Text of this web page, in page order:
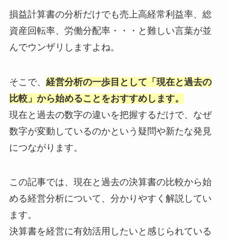
損益計算書の分析だけでも売上高経常利益率、総
資産回転率、労働分配率・・・と難しい言葉が並
んでウンザリしますよね。
そこで、 経営分析の一歩目として「現在と過去の
比較」から始めることをおすすめします。
現在と過去の数字の違いを把握するだけで、なぜ
数字が変動しているのかという疑問や新たな発見
につながります。
この記事では、現在と過去の決算書の比較から始
める経営分析について、分かりやすく解説してい
ます。
決算書を経営に有効活用したいと感じられている